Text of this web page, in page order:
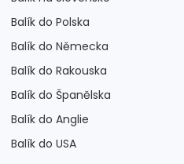
Balík do Polska
Balík do Německa
Balík do Rakouska
Balík do Španělska
Balík do Anglie
Balík do USA